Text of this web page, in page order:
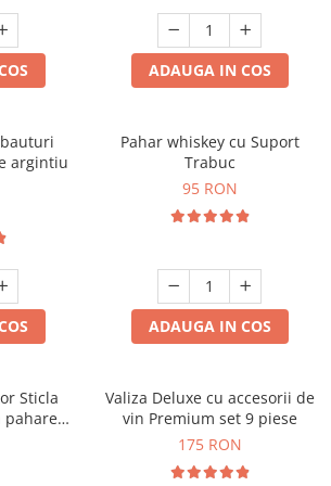
ADAUGA IN COS
argintiu
Pahar whiskey cu Suport
Trabuc
95 RON
ADAUGA IN COS
Sticla
pahare
Valiza Deluxe cu accesorii de
vin Premium set 9 piese
175 RON